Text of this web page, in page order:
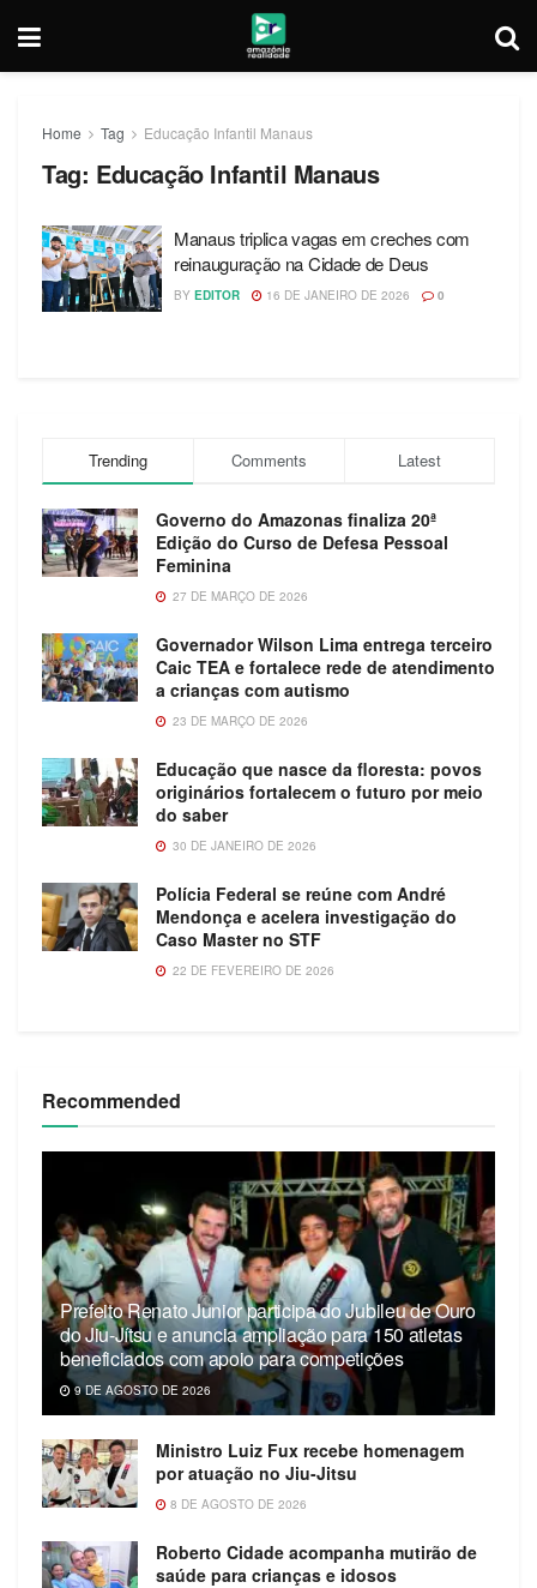
Home Tag Educação Infantil Manaus
Tag: Educação Infantil Manaus
Manaus triplica vagas em creches com
reinauguração na Cidade de Deus
BY EDITOR 16 DE JANEIRO DE 2026 0
Trending Comments Latest
Governo do Amazonas finaliza 20ª
Edição do Curso de Defesa Pessoal
Feminina
27 DE MARÇO DE 2026
Governador Wilson Lima entrega terceiro
Caic TEA e fortalece rede de atendimento
a crianças com autismo
23 DE MARÇO DE 2026
Educação que nasce da floresta: povos
originários fortalecem o futuro por meio
do saber
30 DE JANEIRO DE 2026
Polícia Federal se reúne com André
Mendonça e acelera investigação do
Caso Master no STF
22 DE FEVEREIRO DE 2026
Recommended
Prefeito Renato Junior participa do Jubileu de Ouro
do Jiu-Jítsu e anuncia ampliação para 150 atletas
beneficiados com apoio para competições
9 DE AGOSTO DE 2026
Ministro Luiz Fux recebe homenagem
por atuação no Jiu-Jitsu
8 DE AGOSTO DE 2026
Roberto Cidade acompanha mutirão de
saúde para crianças e idosos